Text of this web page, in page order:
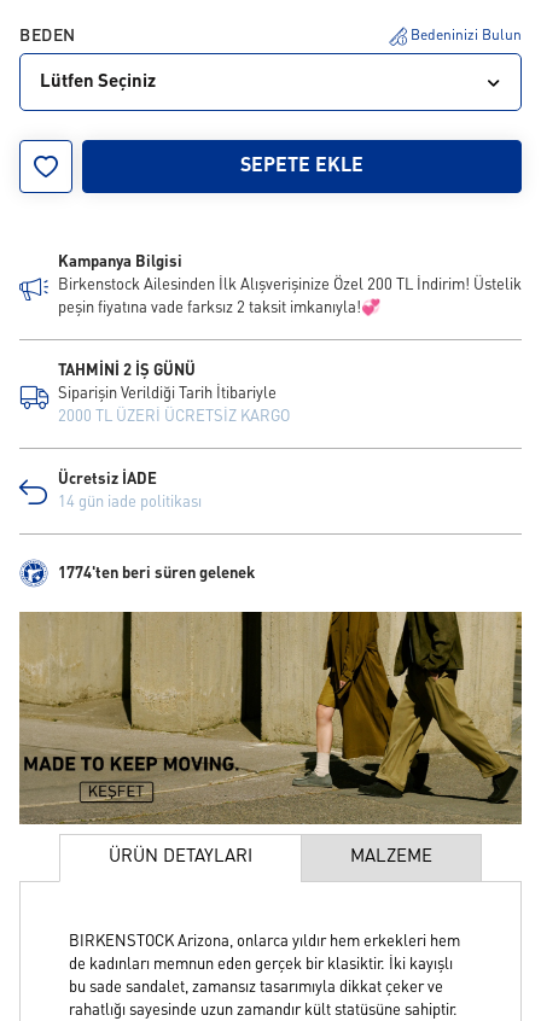
BEDEN Bedeninizi Bulun
Lütfen Seçiniz
44 45 46 47 48
SEPETE EKLE
Kampanya Bilgisi
Birkenstock Ailesinden İlk Alışverişinize Özel 200 TL İndirim! Üstelik
peşin fiyatına vade farksız 2 taksit imkanıyla!💞
TAHMİNİ 2 İŞ GÜNÜ
Siparişin Verildiği Tarih İtibariyle
2000 TL ÜZERİ ÜCRETSİZ KARGO
Ücretsiz İADE
14 gün iade politikası
1774'ten beri süren gelenek
ÜRÜN DETAYLARI MALZEME
BIRKENSTOCK Arizona, onlarca yıldır hem erkekleri hem
de kadınları memnun eden gerçek bir klasiktir. İki kayışlı
bu sade sandalet, zamansız tasarımıyla dikkat çeker ve
rahatlığı sayesinde uzun zamandır kült statüsüne sahiptir.